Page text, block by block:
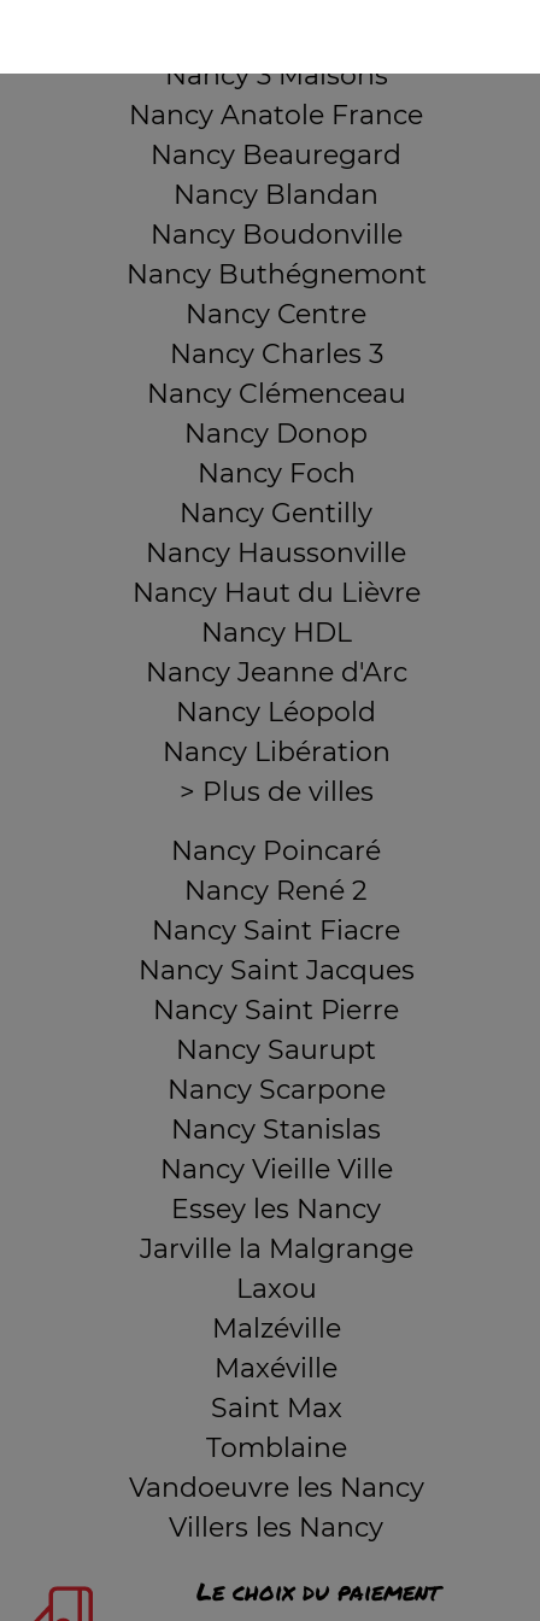
Nancy 3 Maisons
Nancy Anatole France
Nancy Beauregard
Nancy Blandan
Nancy Boudonville
Nancy Buthégnemont
Nancy Centre
Nancy Charles 3
Nancy Clémenceau
Nancy Donop
Nancy Foch
Nancy Gentilly
Nancy Haussonville
Nancy Haut du Lièvre
Nancy HDL
Nancy Jeanne d'Arc
Nancy Léopold
Nancy Libération
> Plus de villes
Nancy Poincaré
Nancy René 2
Nancy Saint Fiacre
Nancy Saint Jacques
Nancy Saint Pierre
Nancy Saurupt
Nancy Scarpone
Nancy Stanislas
Nancy Vieille Ville
Essey les Nancy
Jarville la Malgrange
Laxou
Malzéville
Maxéville
Saint Max
Tomblaine
Vandoeuvre les Nancy
Villers les Nancy
Le choix du paiement